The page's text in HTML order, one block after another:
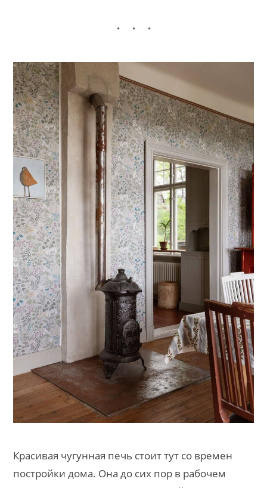
Красивая чугунная печь стоит тут со времен
постройки дома. Она до сих пор в рабочем